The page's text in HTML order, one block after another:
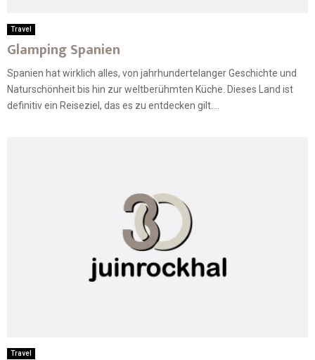
Travel
Glamping Spanien
Spanien hat wirklich alles, von jahrhundertelanger Geschichte und
Naturschönheit bis hin zur weltberühmten Küche. Dieses Land ist
definitiv ein Reiseziel, das es zu entdecken gilt....
Travel